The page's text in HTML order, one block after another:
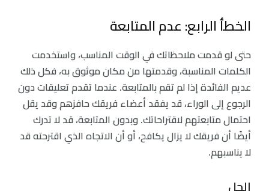
الخطأ الرابع: عدم المتابعة
حتى لو قدمت ملاحظاتك في الوقت المناسب، واستخدمت
الكلمات المناسبة، وقدمتها من مكان موثوق به، فكل ذلك
عديم الفائدة إذا لم تقم بالمتابعة. عندما تقدم تعليقات دون
الرجوع إلى الوراء، قد يفقد أعضاء فريقك حافزهم وقد يقل
احتمال متابعتهم لاقتراحاتك. وبدون المتابعة، قد لا تدرك
أيضًا أن فريقك لا يزال يكافح، أو أن الاتجاه الذي اقترحته قد
لا يناسبهم.
الحل